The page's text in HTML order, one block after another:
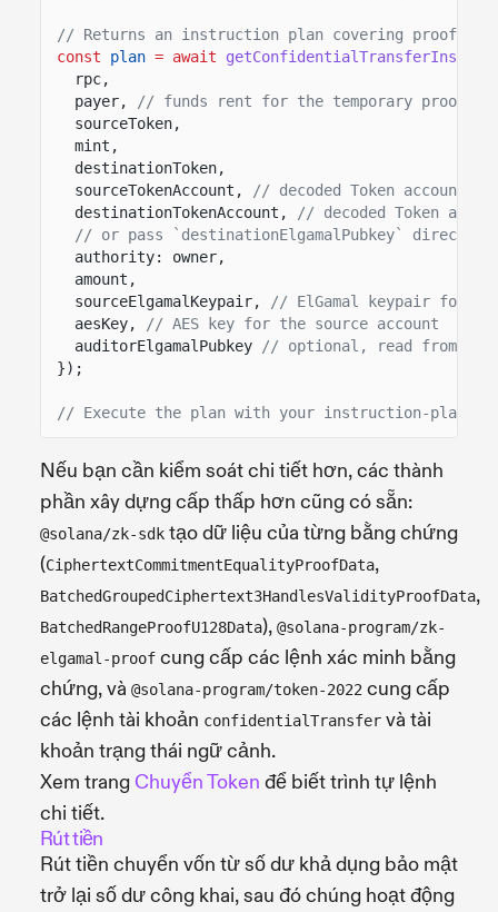
// Returns an instruction plan covering proof
const
plan = await
rpc,
payer,
// funds rent for the temporary proof
sourceToken,
mint,
destinationToken,
sourceTokenAccount,
// decoded Token account
destinationTokenAccount,
// decoded Token
// or pass `destinationElgamalPubkey` directly
authority: owner,
amount,
sourceElgamalKeypair,
// ElGamal keypair for
aesKey,
// AES key for the source account
auditorElgamalPubkey
// optional, read from the
});
// Execute the plan with your instruction-plan
Nếu bạn cần kiểm soát chi tiết hơn, các thành
phần xây dựng cấp thấp hơn cũng có sẵn:
@solana/zk-sdk tạo dữ liệu của từng bằng chứng
(CiphertextCommitmentEqualityProofData,
BatchedGroupedCiphertext3HandlesValidityProofData,
BatchedRangeProofU128Data), @solana-program/zk-
elgamal-proof cung cấp các lệnh xác minh bằng
chứng, và @solana-program/token-2022 cung cấp
các lệnh tài khoản confidentialTransfer và tài
khoản trạng thái ngữ cảnh.
Xem trang Chuyển Token để biết trình tự lệnh
chi tiết.
Rút tiền
Rút tiền chuyển vốn từ số dư khả dụng bảo mật
trở lại số dư công khai, sau đó chúng hoạt động